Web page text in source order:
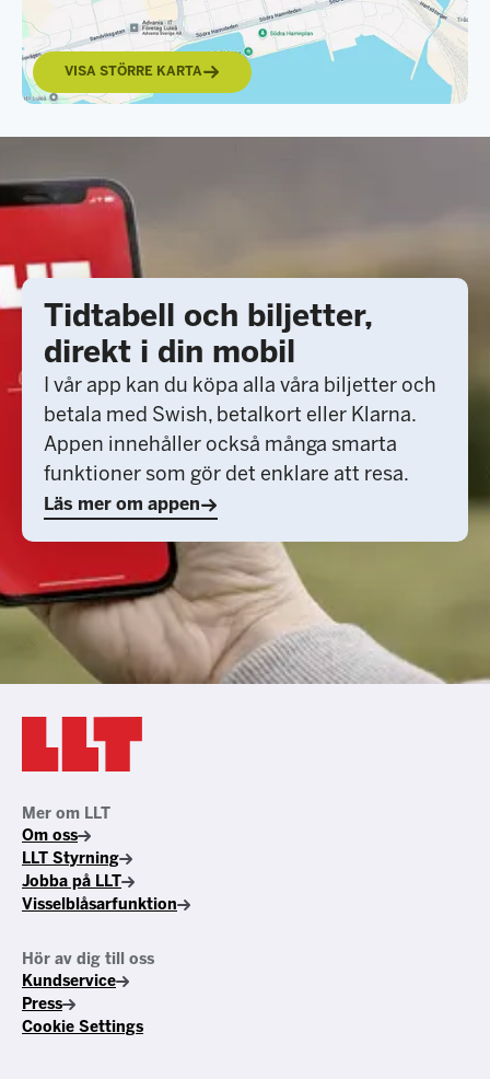
VISA STÖRRE KARTA
Tidtabell och biljetter,
direkt i din mobil
I vår app kan du köpa alla våra biljetter och
betala med Swish, betalkort eller Klarna.
Appen innehåller också många smarta
funktioner som gör det enklare att resa.
Läs mer om appen
Mer om LLT
Om oss
LLT Styrning
Jobba på LLT
Visselblåsarfunktion
Hör av dig till oss
Kundservice
Press
Cookie Settings